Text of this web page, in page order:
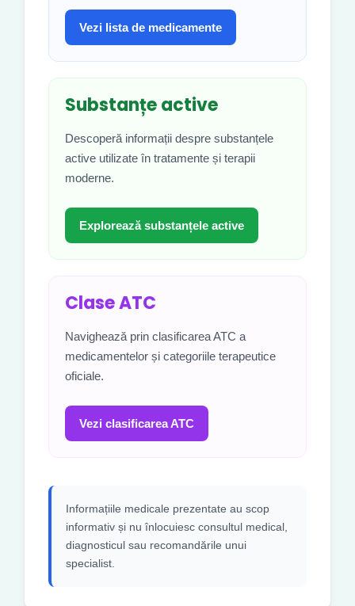
Vezi lista de medicamente
Substanțe active
Descoperă informații despre substanțele
active utilizate în tratamente și terapii
moderne.
Explorează substanțele active
Clase ATC
Navighează prin clasificarea ATC a
medicamentelor și categoriile terapeutice
oficiale.
Vezi clasificarea ATC
Informațiile medicale prezentate au scop
informativ și nu înlocuiesc consultul medical,
diagnosticul sau recomandările unui
specialist.